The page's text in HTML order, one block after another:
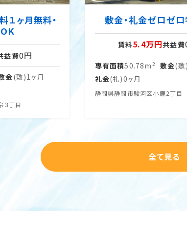
１ヶ月無料・
益費0円
金(敷)1ヶ月
３丁目
敷金・礼金ゼロゼロ
賃料5.4万円共益費
専有面積50.78m 2 敷金(敷
礼金(礼)0ヶ月
静岡県静岡市駿河区小鹿2丁目
全て見る